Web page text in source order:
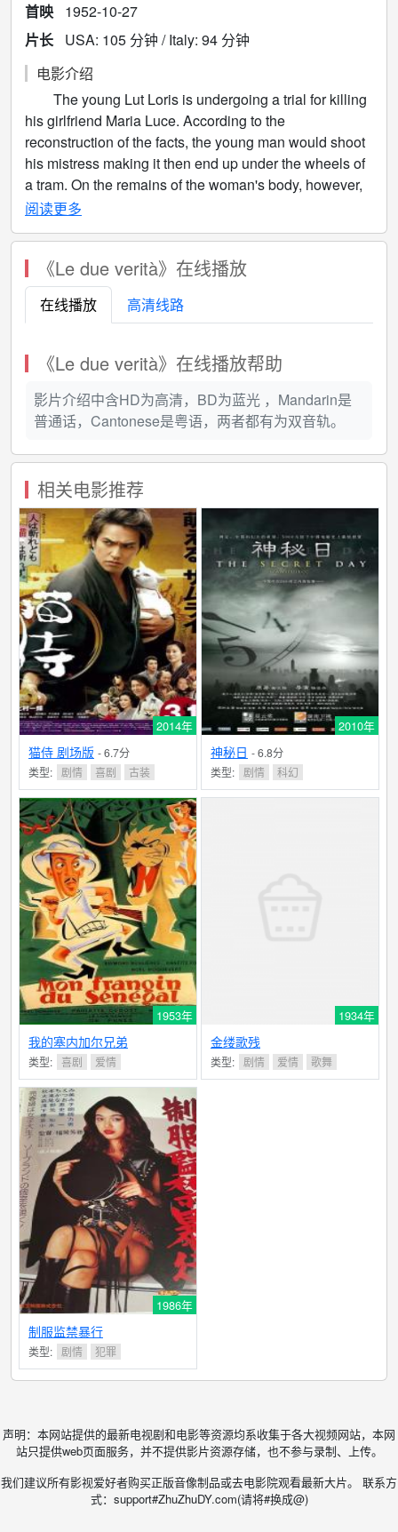
首映
1952-10-27
片长
USA: 105 分钟 / Italy: 94 分钟
电影介绍
The young Lut Loris is undergoing a trial for killing
his girlfriend Maria Luce. According to the
reconstruction of the facts, the young man would shoot
his mistress making it then end up under the wheels of
a tram. On the remains of the woman's body, however,
there is no trace of a gunshot wound and, during the
answer.
阅读更多
《Le due verità》在线播放
在线播放 高清线路
《Le due verità》在线播放帮助
影片介绍中含HD为高清，BD为蓝光 ，Mandarin是
普通话，Cantonese是粤语，两者都有为双音轨。
相关电影推荐
2014年
猫侍 剧场版 - 6.7分
类型: 剧情 喜剧 古装
2010年
神秘日 - 6.8分
类型: 剧情 科幻
1953年
我的塞内加尔兄弟
类型: 喜剧 爱情
1934年
金缕歌残
类型: 剧情 爱情 歌舞
1986年
制服监禁暴行
类型: 剧情 犯罪
声明：本网站提供的最新电视剧和电影等资源均系收集于各大视频网站，本网
站只提供web页面服务，并不提供影片资源存储，也不参与录制、上传。
我们建议所有影视爱好者购买正版音像制品或去电影院观看最新大片。 联系方
式：support#ZhuZhuDY.com(请将#换成@)